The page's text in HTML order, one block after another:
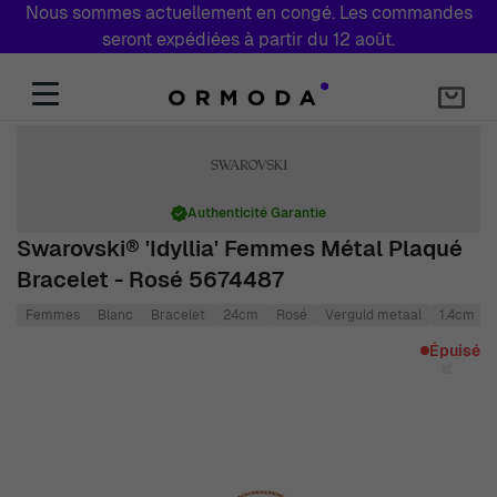
Nous sommes actuellement en congé. Les commandes
seront expédiées à partir du 12 août.
Swarovski® 'Idyllia' Femmes Métal Plaqué
Bracelet - Rosé 5674487
Authenticité Garantie
Femmes Blanc Bracelet 24cm Rosé Verguld metaal 1.4cm
Épuisé